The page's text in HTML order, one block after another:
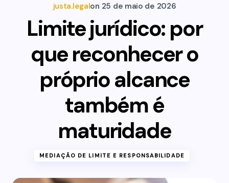
justa.legalon 25 de maio de 2026
Limite jurídico: por
que reconhecer o
próprio alcance
também é
maturidade
MEDIAÇÃO DE LIMITE E RESPONSABILIDADE